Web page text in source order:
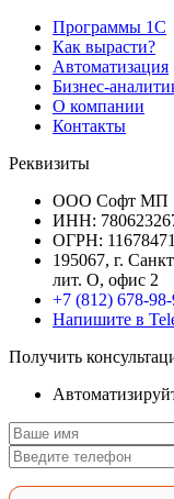
Программы 1С
Как вырасти?
Автоматизация
Бизнес-
О компании
Контакты
Реквизиты
ООО Софт МП
ИНН:
ОГРН:
195067, г.
лит. О, офис 2
+7 (812) 678-
Напишите в
Получить